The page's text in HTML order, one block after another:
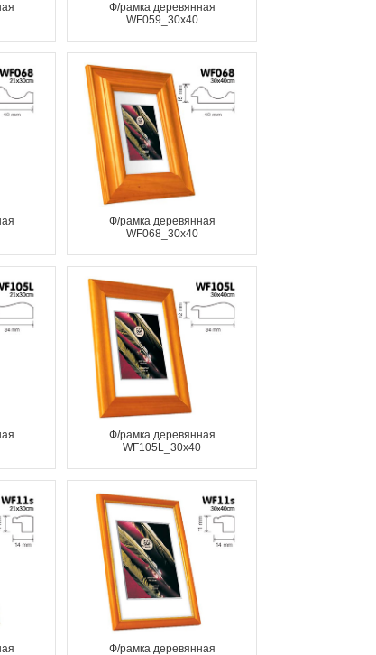
Ф/рамка деревянная
WF059_30x40
Ф/рамка деревянная
WF068_30x40
Ф/рамка деревянная
WF105L_30x40
Ф/рамка деревянная